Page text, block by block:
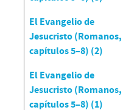
El Evangelio de
Jesucristo (Romanos,
capítulos 5–8) (2)
El Evangelio de
Jesucristo (Romanos,
capítulos 5–8) (1)